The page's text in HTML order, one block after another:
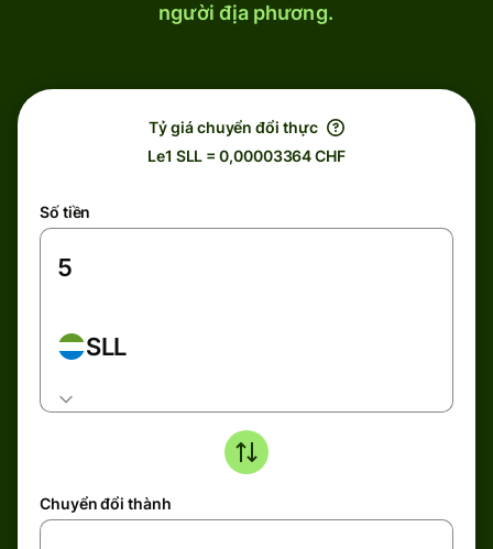
người địa phương.
Tỷ giá chuyển đổi thực
Le1 SLL = 0,00003364 CHF
Số tiền
SLL
Chuyển đổi thành